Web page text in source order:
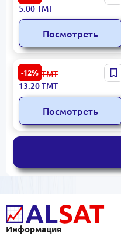
карниз 145x8.5см
прочный композит
5.00ТМТ
Посмотреть
-12%
Gork-434 | Декоративный
карниз 140x7.5x7.5 см
15.00 ТМТ
13.20ТМТ
Посмотреть
Информация